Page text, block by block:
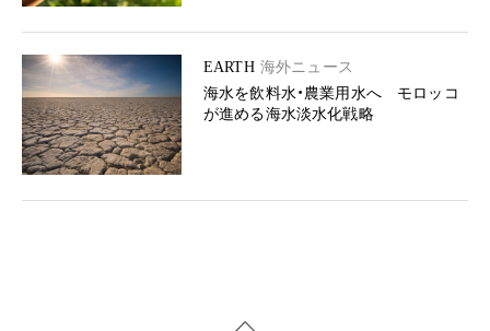
EARTH 海外ニュース
海水を飲料水・農業用水へ モロッコ
が進める海水淡水化戦略